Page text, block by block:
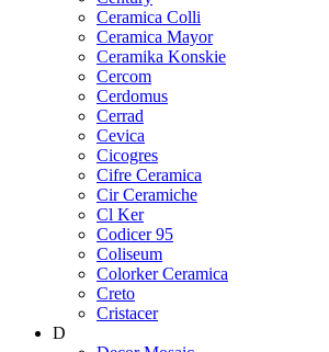
Ceramica Colli
Ceramica Mayor
Ceramika Konskie
Cercom
Cerdomus
Cerrad
Cevica
Cicogres
Cifre Ceramica
Cir Ceramiche
Cl Ker
Codicer 95
Coliseum
Colorker Ceramica
Creto
Cristacer
D